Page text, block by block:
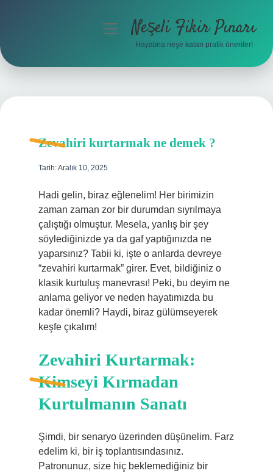
Hakkımızda
menüyüNeşeli Fikir Pınarı
Hayatına neşe katan pratik öneriler!
Zevahiri kurtarmak ne demek ?
Tarih: Aralık 10, 2025
Hadi gelin, biraz eğlenelim! Her birimizin
zaman zaman zor bir durumdan sıyrılmaya
çalıştığı olmuştur. Mesela, yanlış bir şey
söylediğinizde ya da gaf yaptığınızda ne
yaparsınız? Tabii ki, işte o anlarda devreye
“zevahiri kurtarmak” girer. Evet, bildiğiniz o
klasik kurtuluş manevrası! Peki, bu deyim ne
anlama geliyor ve neden hayatımızda bu
kadar önemli? Haydi, biraz gülümseyerek
keşfe çıkalım!
Zevahiri Kurtarmak:
Kimseyi Kırmadan
Kurtulmanın Sanatı
Şimdi, bir senaryo üzerinden düşünelim. Farz
edelim ki, bir iş toplantısındasınız.
Patronunuz, size hiç beklemediğiniz bir